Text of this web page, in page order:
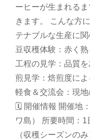
ーヒーが生まれる
きます。 こんな方
テナブルな生産に
豆収穫体験：赤く
工程の見学：品質
煎見学：焙煎度に
軽食＆交流会：現
🗓 開催情報 開催地
ワ島） 所要時間：1
（収穫シーズンの